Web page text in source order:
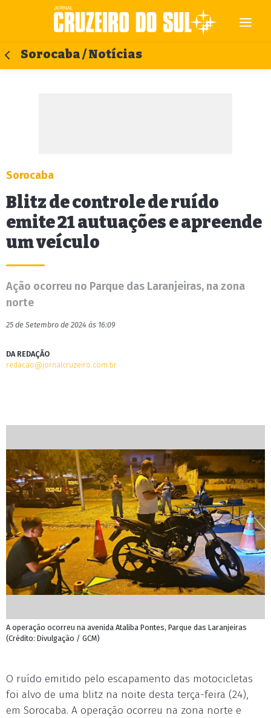
Sorocaba / Notícias
Sorocaba
Blitz de controle de ruído
emite 21 autuações e apreende
um veículo
Ação ocorreu no Parque das Laranjeiras, na zona
norte
25 de Setembro de 2024 às 16:09
DA REDAÇÃO
redacao@jornalcruzeiro.com.br
A operação ocorreu na avenida Ataliba Pontes, Parque das Laranjeiras
(Crédito: Divulgação / GCM)
O ruído emitido pelo escapamento das motocicletas
foi alvo de uma blitz na noite desta terça-feira (24),
em Sorocaba. A operação ocorreu na zona norte e